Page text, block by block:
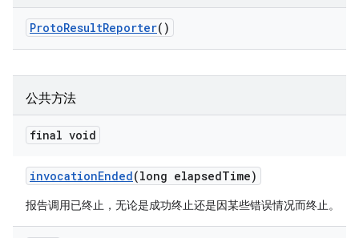
ProtoResultReporter()
公共方法
final void
invocationEnded(long elapsedTime)
报告调用已终止，无论是成功终止还是因某些错误情况而终止。